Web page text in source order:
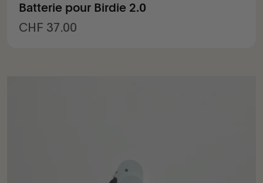
Batterie pour Birdie 2.0
Prix de vente
CHF 37.00